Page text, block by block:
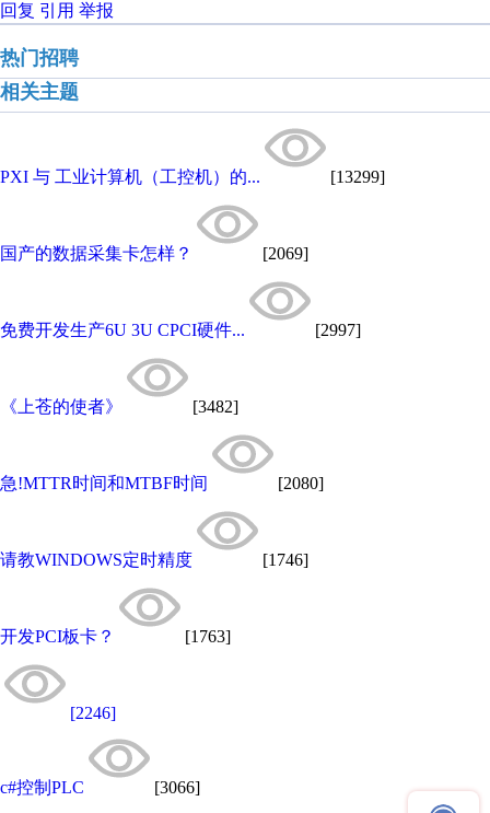
回复 引用 举报
热门招聘
相关主题
PXI 与 工业计算机（工控机）的... [13299]
国产的数据采集卡怎样？ [2069]
免费开发生产6U 3U CPCI硬件... [2997]
《上苍的使者》 [3482]
急!MTTR时间和MTBF时间 [2080]
请教WINDOWS定时精度 [1746]
开发PCI板卡？ [1763]
[2246]
c#控制PLC [3066]